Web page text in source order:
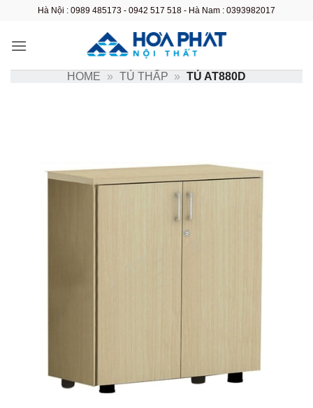
nội
Hà Nội : 0989 485173 - 0942 517 518 - Hà Nam : 0393982017
HOME » TỦ THẤP » TỦ AT880D